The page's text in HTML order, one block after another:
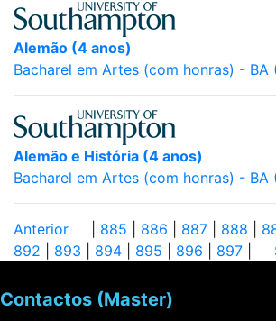
Alemão (4 anos)
Bacharel em Artes (com honras) - BA
Alemão e História (4 anos)
Bacharel em Artes (com honras) - BA
Anterior 885 886 887 888
892
893 894 895 896 897
Contactos (Master)